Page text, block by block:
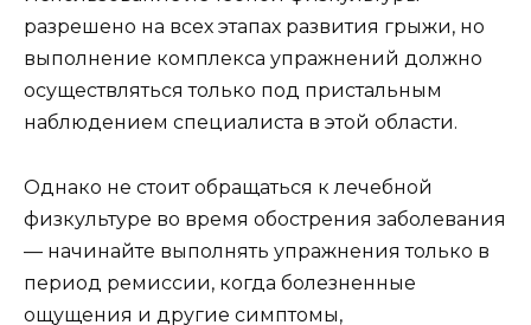
разрешено на всех этапах развития грыжи, но
выполнение комплекса упражнений должно
осуществляться только под пристальным
наблюдением специалиста в этой области.
Однако не стоит обращаться к лечебной
физкультуре во время обострения заболевания
— начинайте выполнять упражнения только в
период ремиссии, когда болезненные
ощущения и другие симптомы,